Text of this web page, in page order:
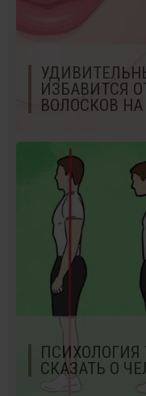
ИЗБАВИТСЯ
ВОЛОСКОВ
ПСИХОЛОГИЯ
СКАЗАТЬ О